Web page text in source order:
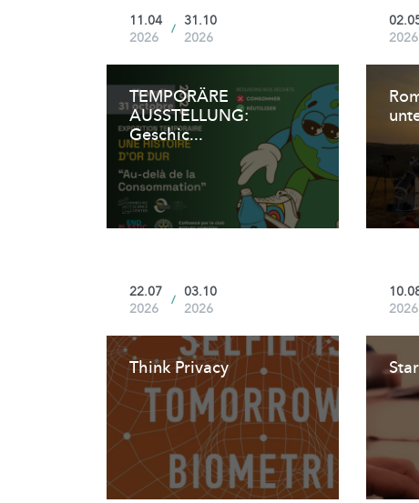
11.04
2026
/
31.10
2026
TEMPORÄRE
AUSSTELLUNG:
Geschic...
2026
22.07
2026
/
03.10
2026
Think Privacy
2026